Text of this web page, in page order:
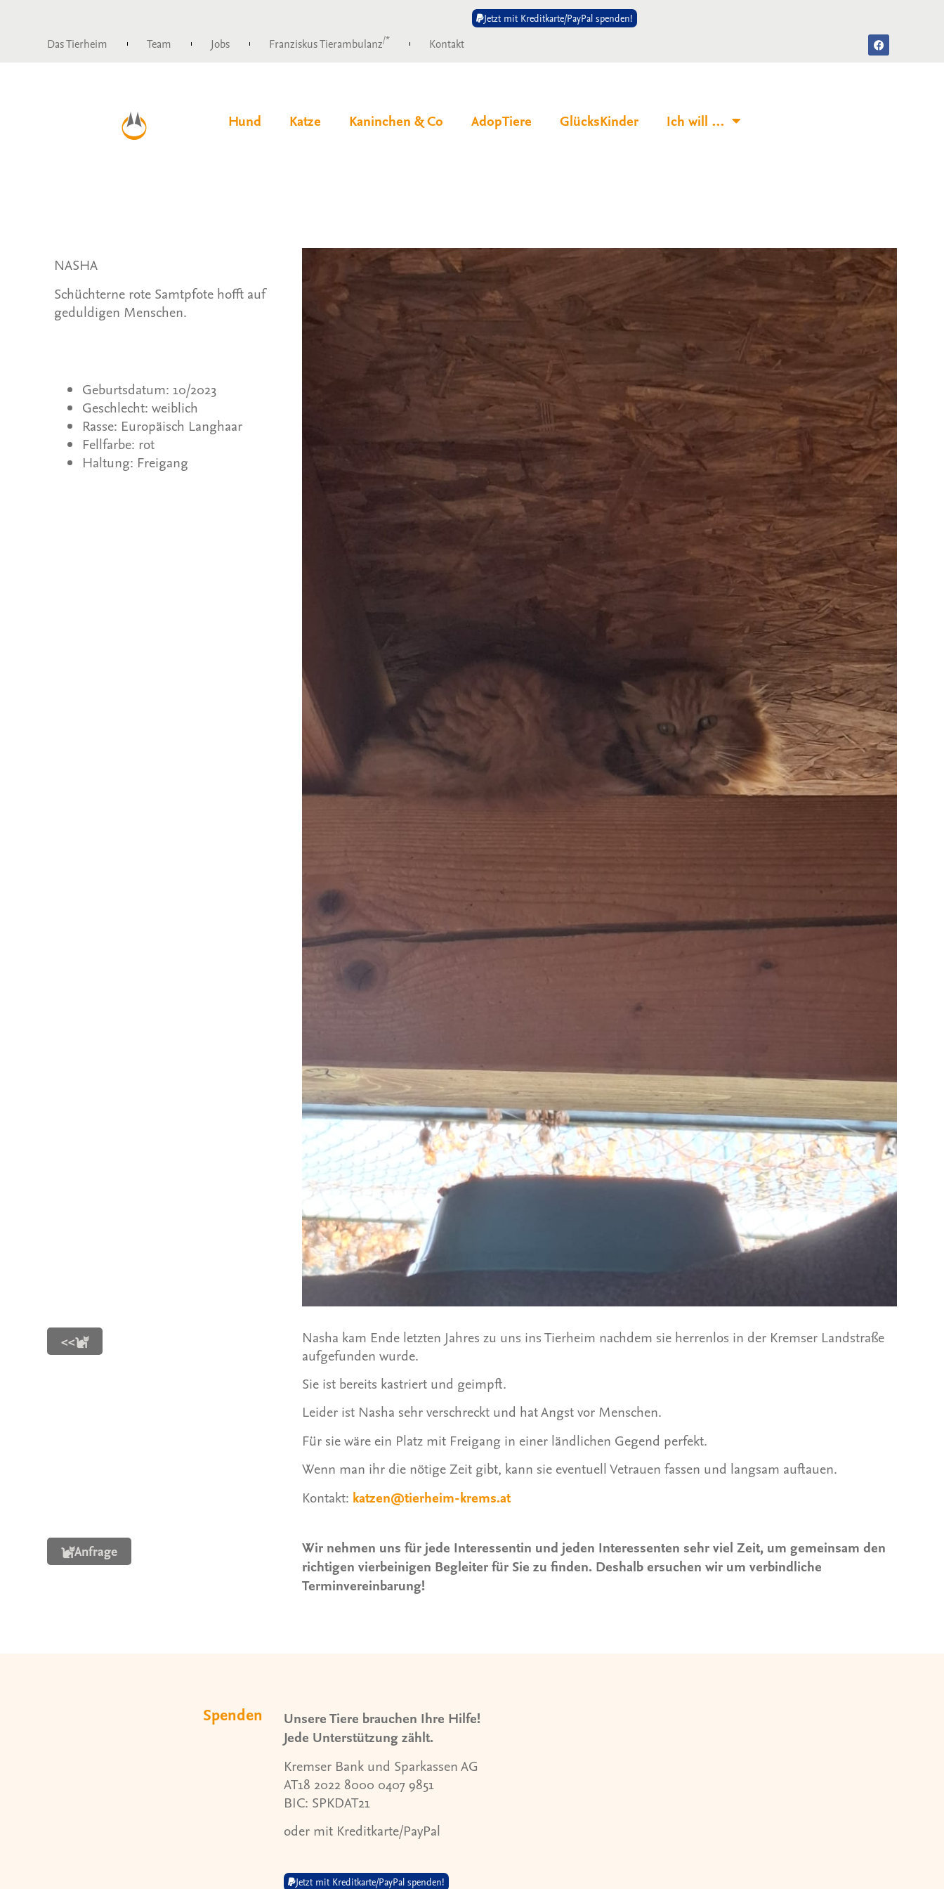
Jetzt mit Kreditkarte/PayPal spenden!
Das Tierheim Team Jobs Franziskus Tierambulanz/* Kontakt
Hund Katze Kaninchen & Co AdopTiere GlücksKinder Ich will …
NASHA
Schüchterne rote Samtpfote hofft auf
geduldigen Menschen.
Geburtsdatum: 10/2023
Geschlecht: weiblich
Rasse: Europäisch Langhaar
Fellfarbe: rot
Haltung: Freigang
<<
Nasha kam Ende letzten Jahres zu uns ins Tierheim nachdem sie herrenlos in der Kremser Landstraße
aufgefunden wurde.
Sie ist bereits kastriert und geimpft.
Leider ist Nasha sehr verschreckt und hat Angst vor Menschen.
Für sie wäre ein Platz mit Freigang in einer ländlichen Gegend perfekt.
Wenn man ihr die nötige Zeit gibt, kann sie eventuell Vetrauen fassen und langsam auftauen.
Kontakt: katzen@tierheim-krems.at
Anfrage
Wir nehmen uns für jede Interessentin und jeden Interessenten sehr viel Zeit, um gemeinsam den
richtigen vierbeinigen Begleiter für Sie zu finden. Deshalb ersuchen wir um verbindliche
Terminvereinbarung!
Spenden
Unsere Tiere brauchen Ihre Hilfe!
Jede Unterstützung zählt.
Kremser Bank und Sparkassen AG
AT18 2022 8000 0407 9851
BIC: SPKDAT21
oder mit Kreditkarte/PayPal
Jetzt mit Kreditkarte/PayPal spenden!